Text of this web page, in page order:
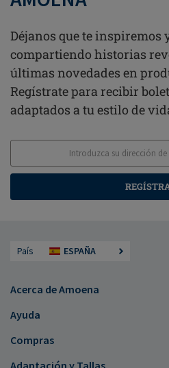
Déjanos que te inspiremos
compartiendo historias
últimas novedades en
Regístrate para recibir
adaptados a tu estilo de
País ESPAÑA
Acerca de Amoena
Ayuda
Compras